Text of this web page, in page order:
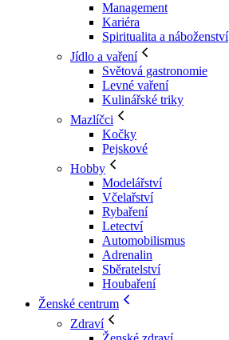
Management
Kariéra
Spiritualita a náboženství
Jídlo a vaření
Světová gastronomie
Levné vaření
Kulinářské triky
Mazlíčci
Kočky
Pejskové
Hobby
Modelářství
Včelařství
Rybaření
Letectví
Automobilismus
Adrenalin
Sběratelství
Houbaření
Ženské centrum
Zdraví